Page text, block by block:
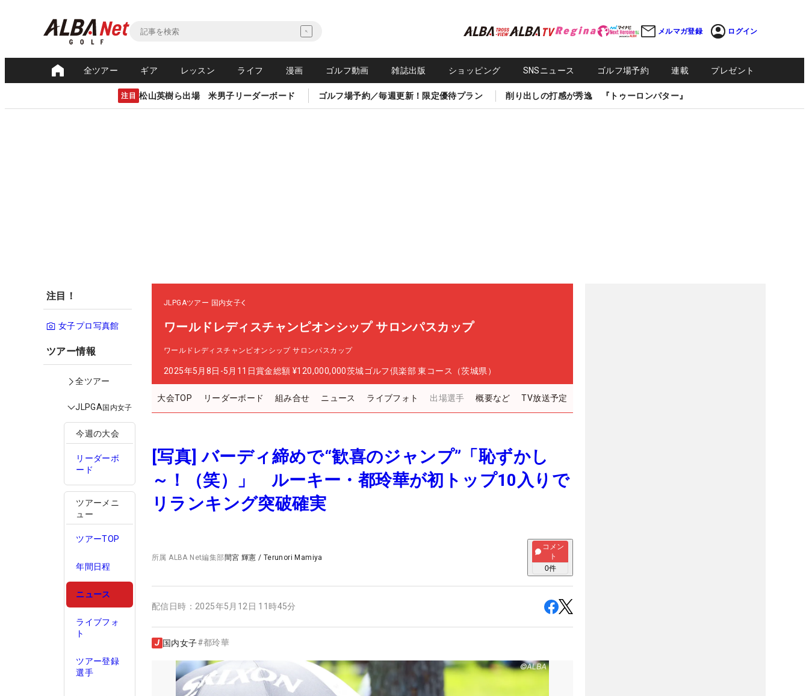
メルマガ登録 ログイン
全ツアー ギア レッスン ライフ 漫画 ゴルフ動画 雑誌出版 ショッピング SNSニュース ゴルフ場予約 連載 プレゼント
注目 松山英樹ら出場 米男子リーダーボード ゴルフ場予約／毎週更新！限定優待プラン 削り出しの打感が秀逸 『トゥーロンパター』
注目！
女子プロ写真館
ツアー情報
全ツアー
JLPGA国内女子
今週の大会
リーダーボ
ード
ツアーメニ
ュー
ツアーTOP
年間日程
ニュース
ライブフォ
ト
ツアー登録
選手
JLPGAツアー 国内女子
ワールドレディスチャンピオンシップ サロンパスカップ
ワールドレディスチャンピオンシップ サロンパスカップ
2025年5月8日-5月11日賞金総額 ¥120,000,000茨城ゴルフ倶楽部 東コース（茨城県）
大会TOP リーダーボード 組み合せ ニュース ライブフォト 出場選手 概要など TV放送予定
[写真] バーディ締めで“歓喜のジャンプ”「恥ずかし
～！（笑）」 ルーキー・都玲華が初トップ10入りで
リランキング突破確実
所属ALBA Net編集部間宮 輝憲 / Terunori Mamiya
コメン
ト
0件
配信日時： 2025年5月12日 11時45分
国内女子#都玲華